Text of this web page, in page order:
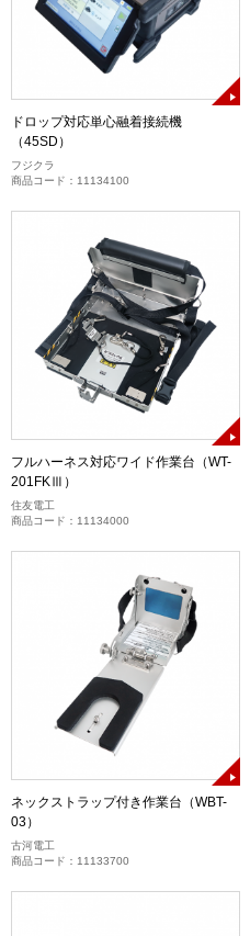
ドロップ対応単心融着接続機
（45SD）
フジクラ
商品コード：11134100
フルハーネス対応ワイド作業台（WT-
201FKⅢ）
住友電工
商品コード：11134000
ネックストラップ付き作業台（WBT-
03）
古河電工
商品コード：11133700